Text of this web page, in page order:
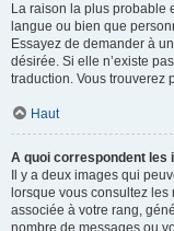
La raison la plus probable
langue ou bien que
Essayez de demander à
désirée. Si elle n’existe
traduction. Vous trouverez
Haut
A quoi correspondent les
Il y a deux images qui
lorsque vous consultez les
associée à votre rang,
nombre de messages ou